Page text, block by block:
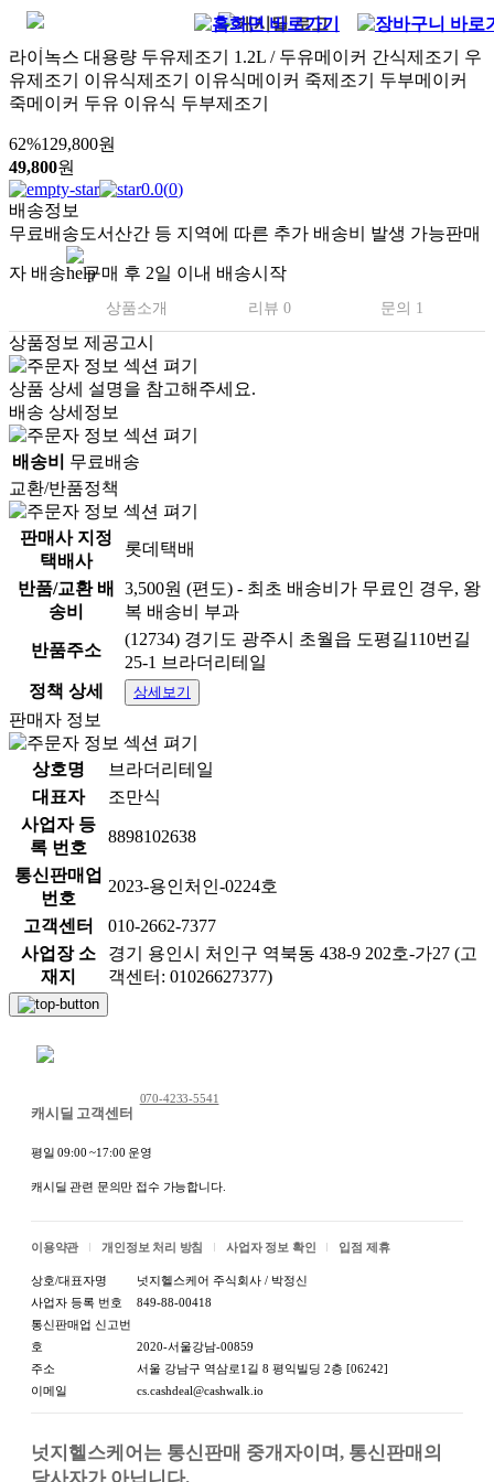
라이녹스 대용량 두유제조기 1.2L / 두유메이커 간식제조기 우
유제조기 이유식제조기 이유식메이커 죽제조기 두부메이커
죽메이커 두유 이유식 두부제조기
62%129,800원
49,800원
0.0(0)
배송정보
무료배송도서산간 등 지역에 따른 추가 배송비 발생 가능판매
자 배송 구매 후 2일 이내 배송시작
상품소개 리뷰 0 문의 1
상품정보 제공고시
상품 상세 설명을 참고해주세요.
배송 상세정보
배송비
무료배송
교환/반품정책
판매사 지정
택배사
롯데택배
반품/교환 배
송비
3,500원 (편도) - 최초 배송비가 무료인 경우, 왕
복 배송비 부과
반품주소
(12734) 경기도 광주시 초월읍 도평길110번길
25-1 브라더리테일
정책 상세
상세보기
판매자 정보
상호명
브라더리테일
대표자
조만식
사업자 등
록 번호
8898102638
통신판매업
번호
2023-용인처인-0224호
고객센터
010-2662-7377
사업장 소
재지
경기 용인시 처인구 역북동 438-9 202호-가27 (고
객센터: 01026627377)
캐시딜 고객센터
070-4233-5541
평일 09:00 ~17:00 운영
캐시딜 관련 문의만 접수 가능합니다.
이용약관 개인정보 처리 방침 사업자 정보 확인 입점 제휴
상호/대표자명
넛지헬스케어 주식회사 / 박정신
사업자 등록 번호
849-88-00418
통신판매업 신고번
호
2020-서울강남-00859
주소
서울 강남구 역삼로1길 8 평익빌딩 2층 [06242]
이메일
cs.cashdeal@cashwalk.io
넛지헬스케어는 통신판매 중개자이며, 통신판매의